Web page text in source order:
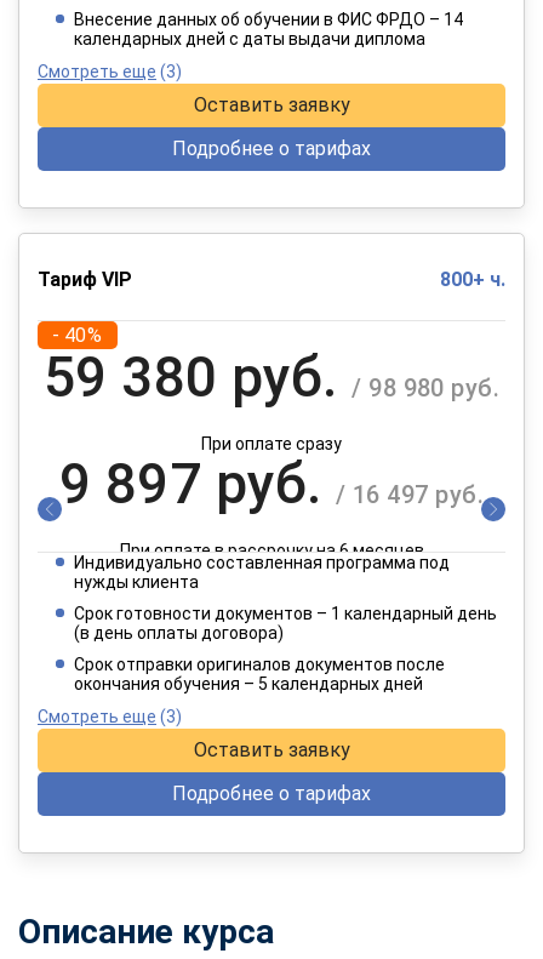
При оплате в рассрочку на 12 месяцев
Внесение данных об обучении в ФИС ФРДО – 14
календарных дней с даты выдачи диплома
Смотреть еще (3)
Оставить заявку
Подробнее о тарифах
Тариф VIP 800+ ч.
- 40%
59 380 руб. / 98 980 руб.
При оплате сразу
9 897 руб. / 16 497 руб.
При оплате в рассрочку на 6 месяцев
4 949 руб. / 8 249 руб.
При оплате в рассрочку на 12 месяцев
Индивидуально составленная программа под
нужды клиента
Срок готовности документов – 1 календарный день
(в день оплаты договора)
Срок отправки оригиналов документов после
окончания обучения – 5 календарных дней
Смотреть еще (3)
Оставить заявку
Подробнее о тарифах
Описание курса